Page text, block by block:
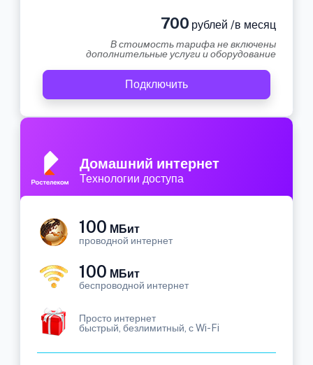
700 рублей /в месяц
В стоимость тарифа не включены
дополнительные услуги и оборудование
Подключить
Домашний интернет
Технологии доступа
100 МБит
проводной интернет
100 МБит
беспроводной интернет
Просто интернет
быстрый, безлимитный, с Wi-Fi